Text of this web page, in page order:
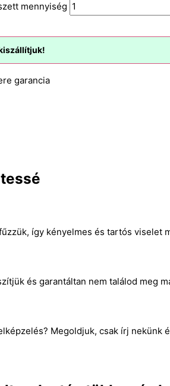
mennyiség
garancia
így kényelmes és tartós viselet
és garantáltan nem találod meg
Megoldjuk, csak írj nekünk